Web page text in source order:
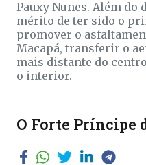
Pauxy Nunes. Além do
mérito de ter sido o
promover o
Macapá, transferir o
mais distante do
o interior.
O Forte Príncipe